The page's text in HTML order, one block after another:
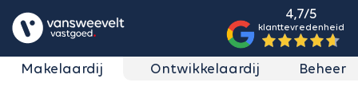
4,7/5
klanttevredenheid
Makelaardij Ontwikkelaardij Beheer